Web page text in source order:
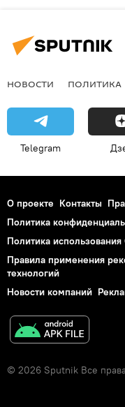
НОВОСТИ ПОЛИТИКА
Telegram
О проекте Контакты
Политика
Политика использования
Правила применения
технологий
Новости компаний
© 2026 Sputnik Все